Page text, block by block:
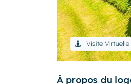
Visite Virtuelle
À propos du